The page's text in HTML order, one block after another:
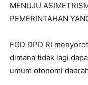
MENUJU
PEMERINTAHAN
FGD DPD RI
dimana tidak lagi
umum otonomi